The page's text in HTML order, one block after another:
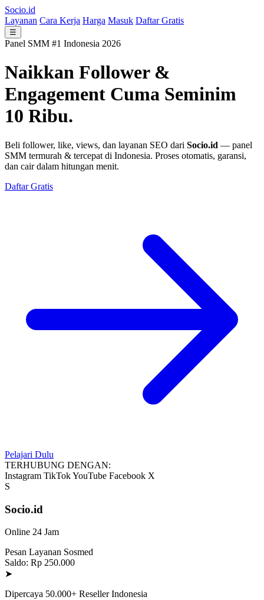
Socio.id
Layanan Cara Kerja Harga Masuk Daftar Gratis
☰
Panel SMM #1 Indonesia 2026
Naikkan Follower &
Engagement Cuma Seminim
10 Ribu.
Beli follower, like, views, dan layanan SEO dari Socio.id — panel
SMM termurah & tercepat di Indonesia. Proses otomatis, garansi,
dan cair dalam hitungan menit.
Daftar Gratis
Pelajari Dulu
TERHUBUNG DENGAN:
Instagram TikTokYouTube Facebook X
S
Socio.id
Online 24 Jam
Pesan Layanan Sosmed
Saldo: Rp 250.000
➤
Dipercaya 50.000+ Reseller Indonesia